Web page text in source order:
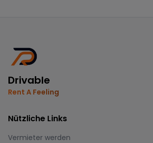
Drivable
Rent A Feeling
Nützliche Links
Vermieter werden